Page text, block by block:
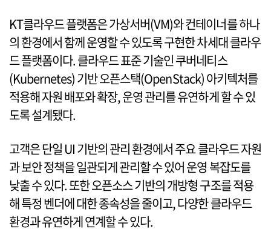
KT클라우드 플랫폼은 가상서버(VM)와 컨테이너를 하나
의 환경에서 함께 운영할 수 있도록 구현한 차세대 클라우
드 플랫폼이다. 클라우드 표준 기술인 쿠버네티스
(Kubernetes) 기반 오픈스택(OpenStack) 아키텍처를
적용해 자원 배포와 확장, 운영 관리를 유연하게 할 수 있
도록 설계됐다.
고객은 단일 UI 기반의 관리 환경에서 주요 클라우드 자원
과 보안 정책을 일관되게 관리할 수 있어 운영 복잡도를
낮출 수 있다. 또한 오픈소스 기반의 개방형 구조를 적용
해 특정 벤더에 대한 종속성을 줄이고, 다양한 클라우드
환경과 유연하게 연계할 수 있다.